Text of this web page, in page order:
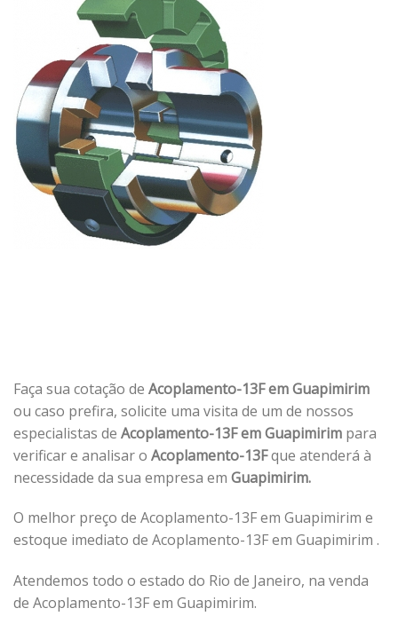
Faça sua cotação de Acoplamento-13F em Guapimirim
ou caso prefira, solicite uma visita de um de nossos
especialistas de Acoplamento-13F em Guapimirim para
verificar e analisar o Acoplamento-13Fque atenderá à
necessidade da sua empresa em Guapimirim.
O melhor preço de Acoplamento-13F em Guapimirim e
estoque imediato de Acoplamento-13F em Guapimirim .
Atendemos todo o estado do Rio de Janeiro, na venda
de Acoplamento-13F em Guapimirim.